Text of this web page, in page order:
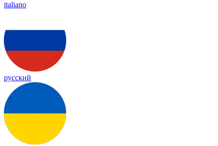
italiano
русский